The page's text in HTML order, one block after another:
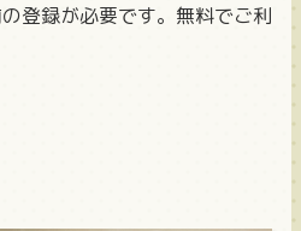
登録が必要です。無料でご利